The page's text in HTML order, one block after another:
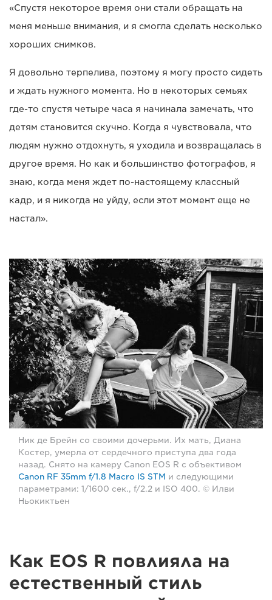
«Спустя некоторое время они стали обращать на
меня меньше внимания, и я смогла сделать несколько
хороших снимков.
Я довольно терпелива, поэтому я могу просто сидеть
и ждать нужного момента. Но в некоторых семьях
где-то спустя четыре часа я начинала замечать, что
детям становится скучно. Когда я чувствовала, что
людям нужно отдохнуть, я уходила и возвращалась в
другое время. Но как и большинство фотографов, я
знаю, когда меня ждет по-настоящему классный
кадр, и я никогда не уйду, если этот момент еще не
настал».
Ник де Брейн со своими дочерьми. Их мать, Диана
Костер, умерла от сердечного приступа два года
назад. Снято на камеру Canon EOS R с объективом
Canon RF 35mm f/1.8 Macro IS STM и следующими
параметрами: 1/1600 сек., f/2.2 и ISO 400. © Илви
Ньокиктьен
Как EOS R повлияла на
естественный стиль